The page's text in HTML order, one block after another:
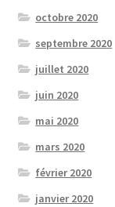
octobre 2020
septembre 2020
juillet 2020
juin 2020
mai 2020
mars 2020
février 2020
janvier 2020